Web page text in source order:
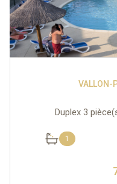
VALLON-
1